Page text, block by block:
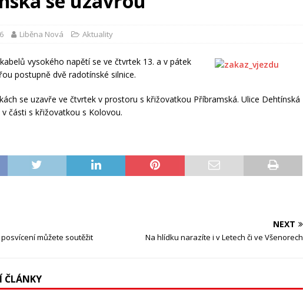
Liběna Nová Aktuality
vysokého napětí se ve čtvrtek 13. a v pátek
postupně dvě radotínské silnice.
se uzavře ve čtvrtek v prostoru s křižovatkou Příbramská. Ulice Dehtínská
části s křižovatkou s Kolovou.
můžete soutěžit
NEXT
Na hlídku narazíte i v Letech či ve Všenorech
ČLÁNKY